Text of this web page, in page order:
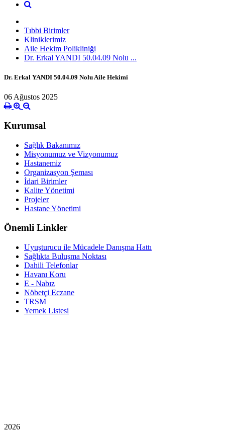
Tıbbi Birimler
Kliniklerimiz
Aile Hekim Polikliniği
Dr. Erkal YANDI 50.04.09 Nolu ...
Dr. Erkal YANDI 50.04.09 Nolu Aile Hekimi
06 Ağustos 2025
Kurumsal
Sağlık Bakanımız
Misyonumuz ve Vizyonumuz
Hastanemiz
Organizasyon Şeması
İdari Birimler
Kalite Yönetimi
Projeler
Hastane Yönetimi
Önemli Linkler
Uyuşturucu ile Mücadele Danışma Hattı
Sağlıkta Buluşma Noktası
Dahili Telefonlar
Havanı Koru
E - Nabız
Nöbetçi Eczane
TRSM
Yemek Listesi
2026